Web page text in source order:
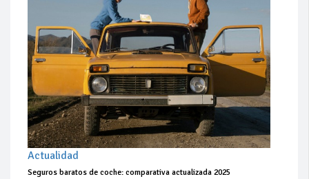
Actualidad
Seguros baratos de coche: comparativa actualizada 2025